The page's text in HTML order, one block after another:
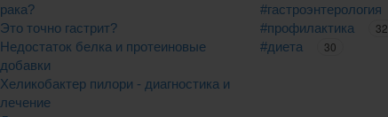
рака?
Это точно гастрит?
Недостаток белка и протеиновые
добавки
Хеликобактер пилори - диагностика и
лечение
#гастроэнтерология
#профилактика
32
#диета
30